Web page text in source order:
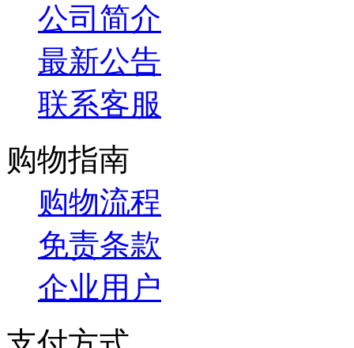
公司简介
最新公告
联系客服
购物指南
购物流程
免责条款
企业用户